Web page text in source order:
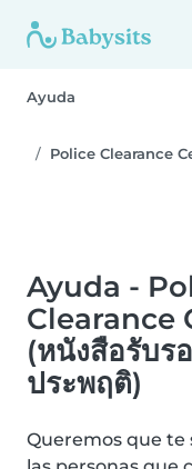
Ayuda
Police Clearance
Ayuda -
Clearance
(หนังสือรับร
ประพฤติ)
Queremos que te